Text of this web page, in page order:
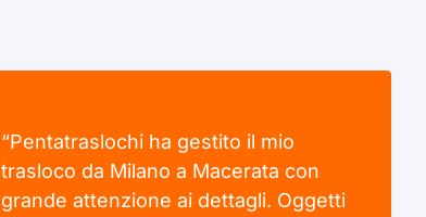
“Pentatraslochi ha gestito il mio
trasloco da Milano a Macerata con
grande attenzione ai dettagli. Oggetti